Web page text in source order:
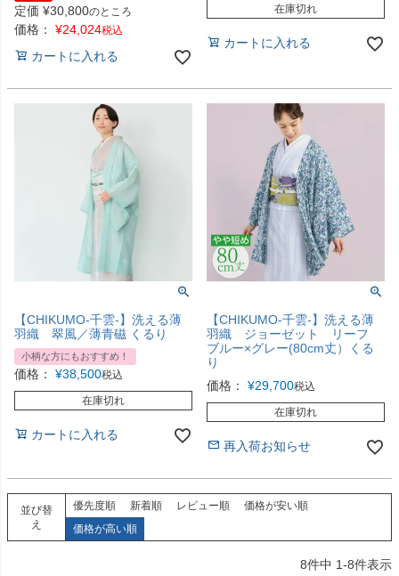
定価 ¥30,800のところ
価格： ¥24,024税込
カートに入れる
在庫切れ
カートに入れる
【CHIKUMO-千雲-】洗える薄
羽織 翠風／薄青磁 くるり
小柄な方にもおすすめ！
価格： ¥38,500税込
在庫切れ
カートに入れる
【CHIKUMO-千雲-】洗える薄
羽織 ジョーゼット リーフ
ブルー×グレー(80cm丈）くる
り
価格：
¥29,700税込
在庫切れ
再入荷お知らせ
並び替
え
優先度順 新着順 レビュー順
価格が安い順
価格が高い順
8件中 1-8件表示